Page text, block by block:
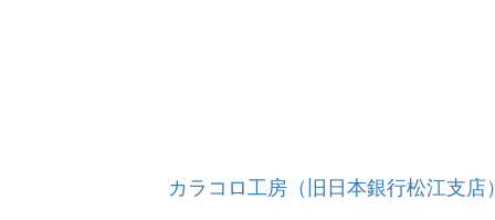
カラコロ工房（旧日本銀行松江支店